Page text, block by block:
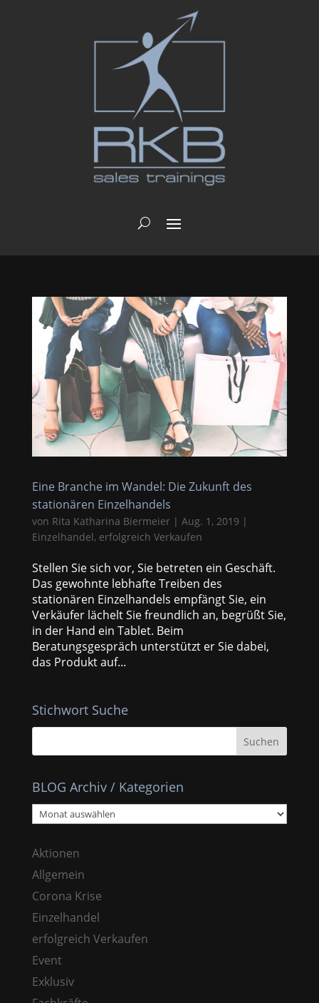
Eine Branche im Wandel: Die Zukunft des
stationären Einzelhandels
von Rita Katharina Biermeier| Aug. 1, 2019 |
Einzelhandel, erfolgreich Verkaufen
Stellen Sie sich vor, Sie betreten ein Geschäft.
Das gewohnte lebhafte Treiben des
stationären Einzelhandels empfängt Sie, ein
Verkäufer lächelt Sie freundlich an, begrüßt Sie,
in der Hand ein Tablet. Beim
Beratungsgespräch unterstützt er Sie dabei,
das Produkt auf...
Stichwort Suche
BLOG Archiv / Kategorien
BLOG
Archiv
Kategorien
Aktionen
Allgemein
Corona Krise
Einzelhandel
erfolgreich Verkaufen
Event
Exklusiv